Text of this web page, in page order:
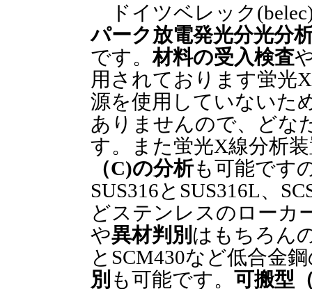
ドイツベレック
パーク放電発光分光分
です。材料の受入検査
用されております蛍光
源を使用していないた
ありませんので、どな
す。また蛍光X線分析
（C)の分析も可能です
SUS316とSUS316L、
どステンレスのローカ
や異材判別 はもちろん
とSCM430など低合金
別 も可能です。 可搬型